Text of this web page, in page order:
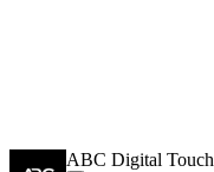
ABC Digital Touch